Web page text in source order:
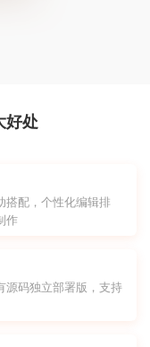
好处
搭配，个性化编辑排
作
源码独立部署版，支持